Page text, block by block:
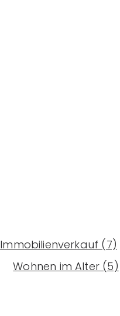
Immobilienverkauf (7)
Wohnen im Alter (5)